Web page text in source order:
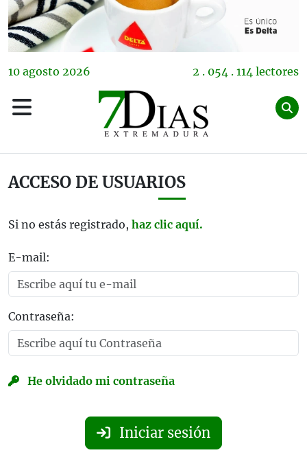
10 agosto 2026 2 . 054 . 114 lectores
ACCESO DE USUARIOS
Si no estás registrado, haz clic aquí.
E-mail:
Contraseña:
He olvidado mi contraseña
Iniciar sesión